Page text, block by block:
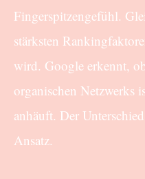
Fingerspitzengefühl.
stärksten
wird. Google erkennt,
organischen Netzwerks
anhäuft. Der
Ansatz.